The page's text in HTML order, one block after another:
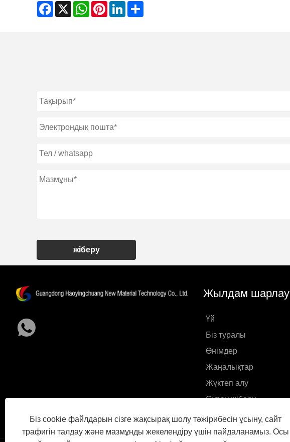
Facebook
X WhatsAppPinterestLinkedIn
жіберу
Біз cookie файлдарын сізге жақсырақ шолу тәжірибесін ұсыну, сайт
трафигін талдау және мазмұнды жекелендіру үшін пайдаланамыз. Осы
Жылдам шарлау
Үй
Біз туралы
Өнімдер
Жаңалықтар
Жүктеп алу
Сұрау жіберу
Бізбен хабарласыңы